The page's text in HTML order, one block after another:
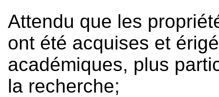
Attendu que les
ont été acquises et
académiques, plus
la recherche;